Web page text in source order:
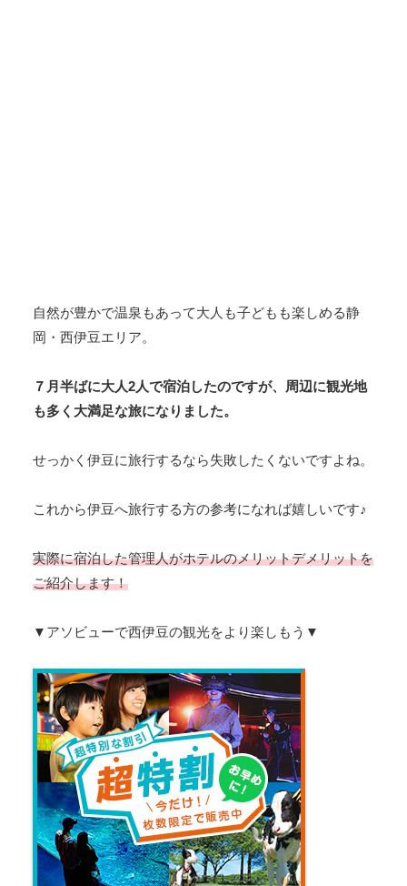
自然が豊かで温泉もあって大人も子どもも楽しめる静
岡・西伊豆エリア。
７月半ばに大人2人で宿泊したのですが、周辺に観光地
も多く大満足な旅になりました。
せっかく伊豆に旅行するなら失敗したくないですよね。
これから伊豆へ旅行する方の参考になれば嬉しいです♪
実際に宿泊した管理人がホテルのメリットデメリットを
ご紹介します！
▼アソビューで西伊豆の観光をより楽しもう▼